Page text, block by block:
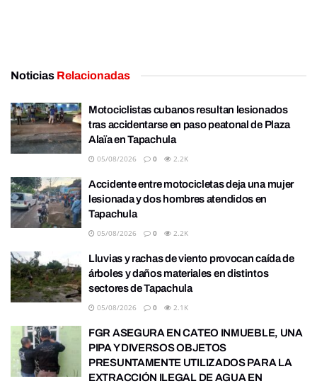
Noticias Relacionadas
Motociclistas cubanos resultan lesionados
tras accidentarse en paso peatonal de Plaza
Alaïa en Tapachula
05/08/2026 0 2.2K
Accidente entre motocicletas deja una mujer
lesionada y dos hombres atendidos en
Tapachula
05/08/2026 0 2.2K
Lluvias y rachas de viento provocan caída de
árboles y daños materiales en distintos
sectores de Tapachula
05/08/2026 0 2.1K
FGR ASEGURA EN CATEO INMUEBLE, UNA
PIPA Y DIVERSOS OBJETOS
PRESUNTAMENTE UTILIZADOS PARA LA
EXTRACCIÓN ILEGAL DE AGUA EN